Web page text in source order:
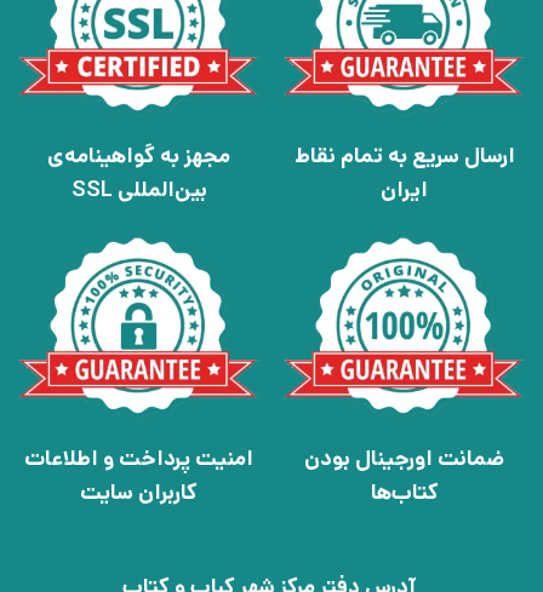
ارسال سریع به تمام نقاط
ایران
مجهز به گواهینامه‌ی
بین‌المللی SSL
ضمانت اورجینال بودن
کتاب‌ها
امنیت پرداخت و اطلاعات
کاربران سایت